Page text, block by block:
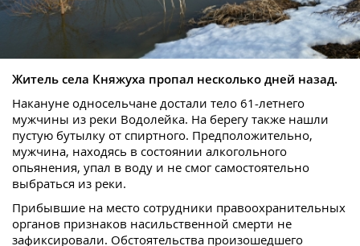
Житель села Княжуха пропал несколько дней назад.
Накануне односельчане достали тело 61-летнего
мужчины из реки Водолейка. На берегу также нашли
пустую бутылку от спиртного. Предположительно,
мужчина, находясь в состоянии алкогольного
опьянения, упал в воду и не смог самостоятельно
выбраться из реки.
Прибывшие на место сотрудники правоохранительных
органов признаков насильственной смерти не
зафиксировали. Обстоятельства произошедшего